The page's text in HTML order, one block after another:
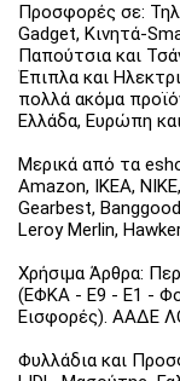
Προσφορές σε:
Gadget, Κινητά-
Παπούτσια και
Έπιπλα και
πολλά ακόμα
Ελλάδα, Ευρώπη
Μερικά από τα
Amazon, IKEA,
Gearbest,
Leroy Merlin,
Χρήσιμα Άρθρα:
(ΕΦΚΑ - Ε9 - Ε1 -
Εισφορές). ΑΑΔΕ
Φυλλάδια και